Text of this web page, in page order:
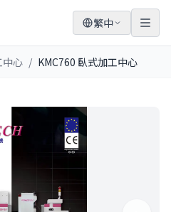
繁中
中心 / KMC760 臥式加工中心